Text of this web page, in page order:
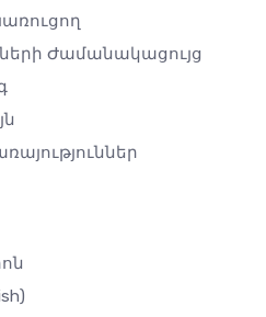
Ժամանակացույց